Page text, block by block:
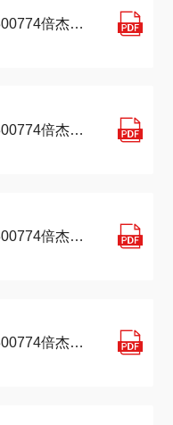
2026-001倍杰特：300774倍杰特投资者关系管理信息20260407 
2025-003倍杰特：300774倍杰特投资者关系管理信息20250424 
2025-002倍杰特：300774倍杰特投资者关系管理信息20250220 
2025-001倍杰特：300774倍杰特投资者关系管理信息20250217 